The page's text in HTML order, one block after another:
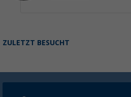
ZULETZT BESUCHT